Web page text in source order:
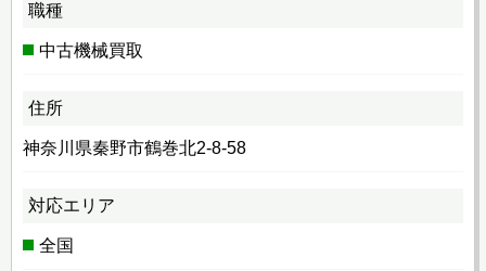
職種
中古機械買取
住所
神奈川県秦野市鶴巻北2-8-58
対応エリア
全国